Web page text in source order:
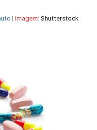
| imagem: Shutterstock